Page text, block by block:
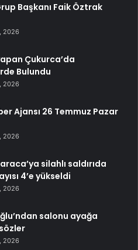
Başkanı Faik Öztrak
2026
Çukurca’da
Bulundu
2026
Ajansı 26 Temmuz Pazar
2026
silahlı saldırıda
4’e yükseldi
2026
salonu ayağa
2026